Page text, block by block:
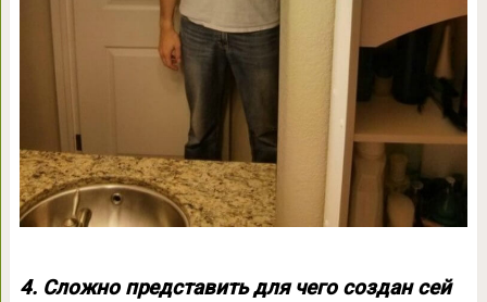
4. Сложно представить для чего создан сей